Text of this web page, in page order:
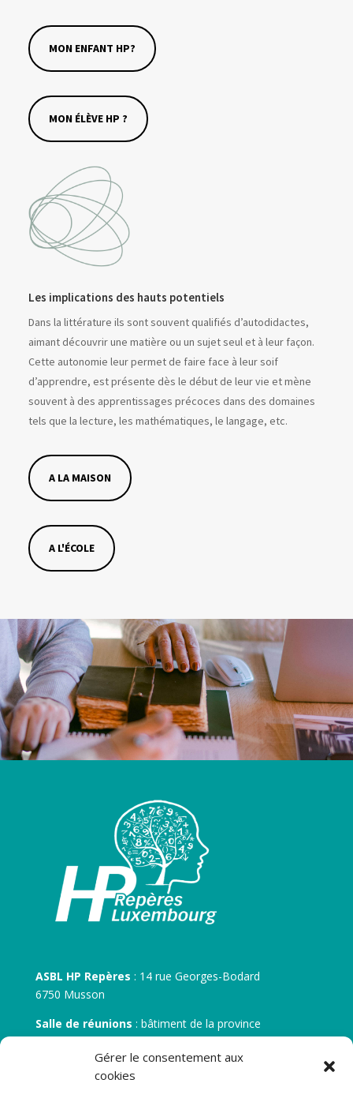
Gérer le consentement aux
cookies
MON ENFANT HP?
MON ÉLÈVE HP ?
Les implications des hauts potentiels
Dans la littérature ils sont souvent qualifiés d’autodidactes,
aimant découvrir une matière ou un sujet seul et à leur façon.
Cette autonomie leur permet de faire face à leur soif
d’apprendre, est présente dès le début de leur vie et mène
souvent à des apprentissages précoces dans des domaines
tels que la lecture, les mathématiques, le langage, etc.
A LA MAISON
A L'ÉCOLE
ASBL HP Repères : 14 rue Georges-Bodard
6750 Musson
Salle de réunions : bâtiment de la province
N° d’entreprise :BE 0506.746.707